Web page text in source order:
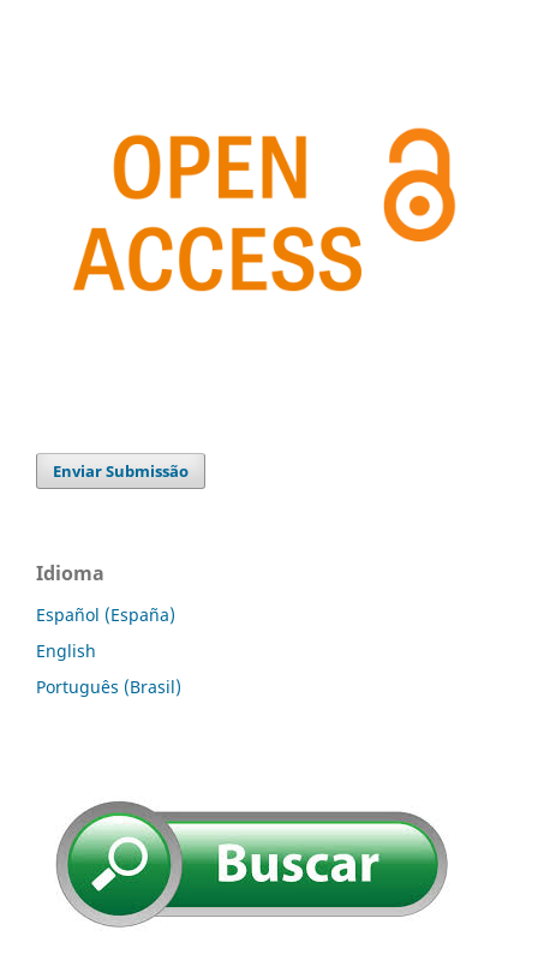
Enviar Submissão
Idioma
Español (España)
English
Português (Brasil)